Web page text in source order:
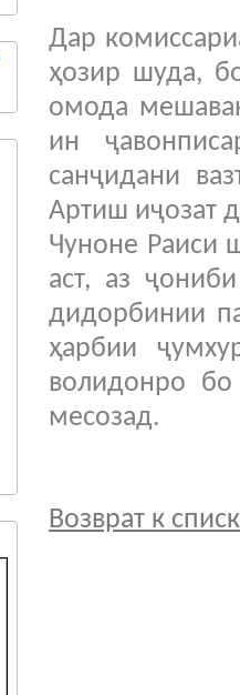
Дар
ҳозир шуда,
омода
ин
санҷидани
Артиш иҷозат
Чуноне Раиси
аст, аз
дидорбинии
ҳарбии
волидонро
месозад.
Возврат к